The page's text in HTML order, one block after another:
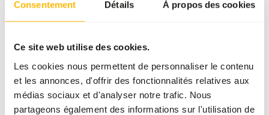
Consentement Détails À propos des cookies
Ce site web utilise des cookies.
Les cookies nous permettent de personnaliser le contenu
et les annonces, d'offrir des fonctionnalités relatives aux
médias sociaux et d'analyser notre trafic. Nous
partageons également des informations sur l'utilisation de
Prix par: 15 kg
Plus d’informations